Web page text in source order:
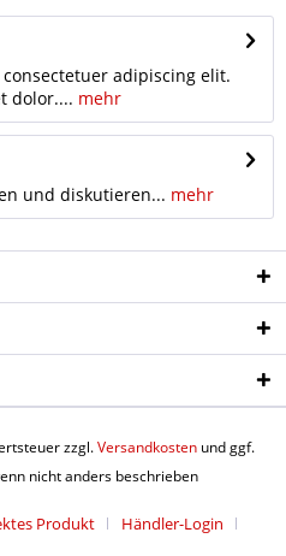
adipiscing elit.
dolor.... mehr
und diskutieren... mehr
zzgl.Versandkosten und ggf.
nicht anders beschrieben
Produkt
Händler-Login